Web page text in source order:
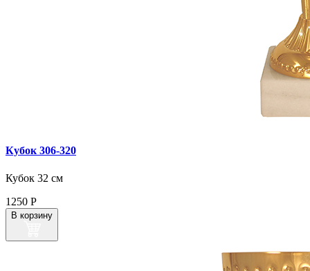
Кубок 306‑320
Кубок 32 см
1250 Р
В корзину